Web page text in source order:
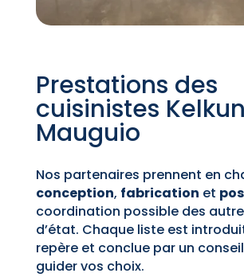
Prestations des
cuisinistes
Mauguio
Nos partenaires prennent en
conception, fabrication et
coordination possible des
d’état. Chaque liste est
repère et conclue par un
guider vos choix.